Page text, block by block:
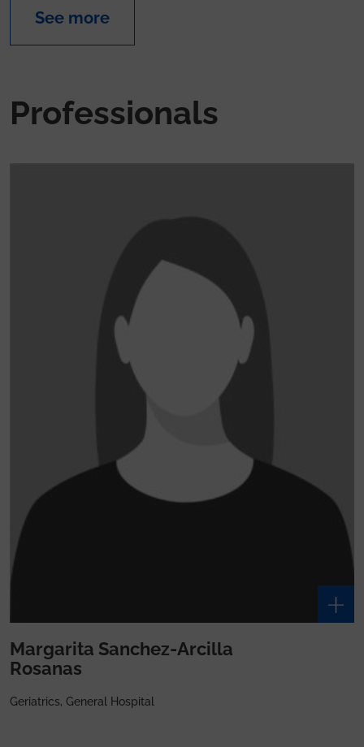
See more
Professionals
Margarita Sanchez-Arcilla
Rosanas
Geriatrics, General Hospital